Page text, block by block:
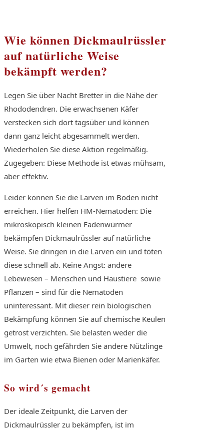
Wie können Dickmaulrüssler
auf natürliche Weise
bekämpft werden?
Legen Sie über Nacht Bretter in die Nähe der
Rhododendren. Die erwachsenen Käfer
verstecken sich dort tagsüber und können
dann ganz leicht abgesammelt werden.
Wiederholen Sie diese Aktion regelmäßig.
Zugegeben: Diese Methode ist etwas mühsam,
aber effektiv.
Leider können Sie die Larven im Boden nicht
erreichen. Hier helfen HM-Nematoden: Die
mikroskopisch kleinen Fadenwürmer
bekämpfen Dickmaulrüssler auf natürliche
Weise. Sie dringen in die Larven ein und töten
diese schnell ab. Keine Angst: andere
Lebewesen – Menschen und Haustiere sowie
Pflanzen – sind für die Nematoden
uninteressant. Mit dieser rein biologischen
Bekämpfung können Sie auf chemische Keulen
getrost verzichten. Sie belasten weder die
Umwelt, noch gefährden Sie andere Nützlinge
im Garten wie etwa Bienen oder Marienkäfer.
So wird´s gemacht
Der ideale Zeitpunkt, die Larven der
Dickmaulrüssler zu bekämpfen, ist im